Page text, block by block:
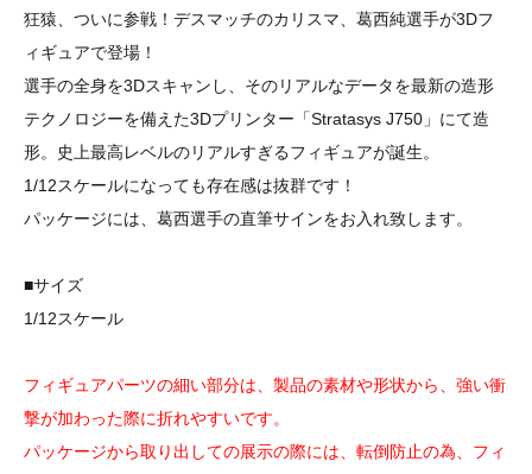
狂猿、ついに参戦！デスマッチのカリスマ、葛西純選手が3Dフ
ィギュアで登場！
選手の全身を3Dスキャンし、そのリアルなデータを最新の造形
テクノロジーを備えた3Dプリンター「Stratasys J750」にて造
形。史上最高レベルのリアルすぎるフィギュアが誕生。
1/12スケールになっても存在感は抜群です！
パッケージには、葛西選手の直筆サインをお入れ致します。
■サイズ
1/12スケール
フィギュアパーツの細い部分は、製品の素材や形状から、強い衝
撃が加わった際に折れやすいです。
パッケージから取り出しての展示の際には、転倒防止の為、フィ